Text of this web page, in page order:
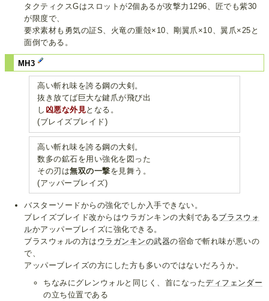
タクティクスGはスロットが2個あるが攻撃力1296、匠でも紫30
が限度で、
要求素材も勇気の証S、火竜の重殻×10、剛翼爪×10、翼爪×25と
面倒である。
MH3
高い斬れ味を誇る鋼の大剣。
抜き放てば巨大な鍵爪が飛び出
し 凶悪な外見となる。
(ブレイズブレイド)
高い斬れ味を誇る鋼の大剣。
数多の鉱石を用い強化を図った
その刃は無双の一撃を見舞う。
(アッパーブレイズ)
バスターソードからの強化でしか入手できない。
ブレイズブレイド改からはウラガンキンの大剣であるブラスウォ
ルかアッパーブレイズに強化できる。
ブラスウォルの方は ウラガンキンの武器の宿命で斬れ味が悪いの
で、
アッパーブレイズの方にした方も多いのではないだろうか。
ちなみにグレンウォルと同じく、首になったディフェンダー
の立ち位置である